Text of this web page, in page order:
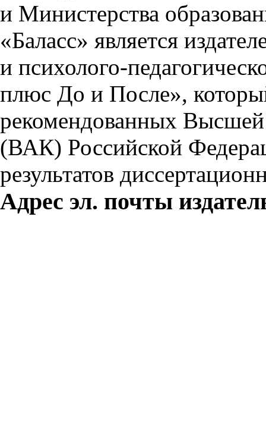
и Министерства
«Баласс» является
и психолого-
плюс До и После»,
рекомендованных Высшей
(ВАК) Российской
результатов
Адрес эл. почты